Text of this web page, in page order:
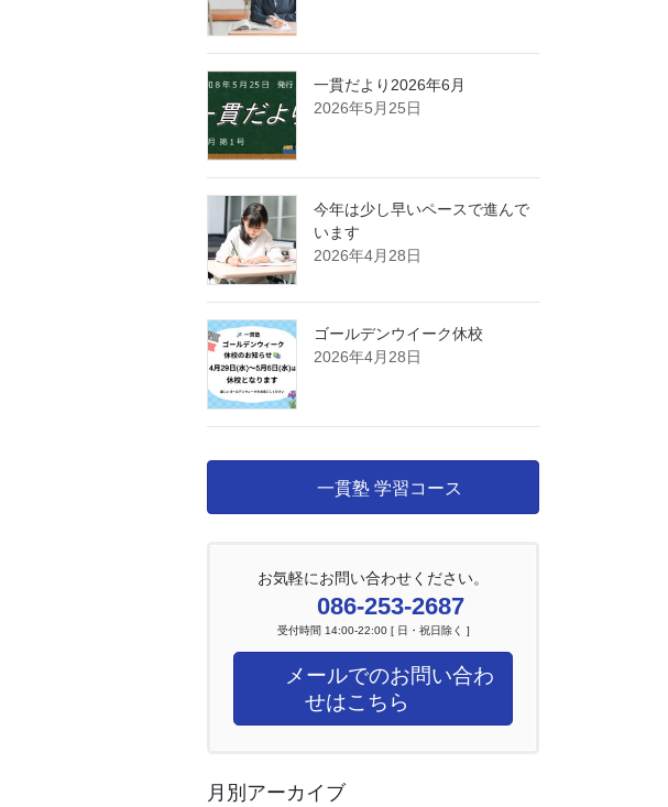
一貫だより2026年6月
2026年5月25日
今年は少し早いペースで進んで
います
2026年4月28日
ゴールデンウイーク休校
2026年4月28日
一貫塾 学習コース
お気軽にお問い合わせください。
086-253-2687
受付時間 14:00-22:00 [ 日・祝日除く ]
メールでのお問い合わ
せはこちら
月別アーカイブ